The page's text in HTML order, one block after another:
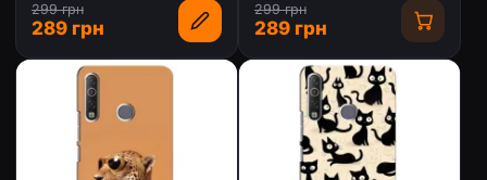
299 грн
289 грн
(AlphaPrint)
299 грн
289 грн